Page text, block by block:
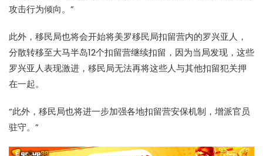
攻击行为倾向。”
此外， 移民局也将会开始将美罗移民局扣留营内的罗兴亚人，
分散转移至大马半岛12个扣留营继续扣留，因为当局发现，这些
罗兴亚人表现激进， 移民局无法再将这些人与其他扣留犯关押
在一起。
“此外， 移民局也将进一步加强各地扣留营安保机制，增派官员
驻守。”